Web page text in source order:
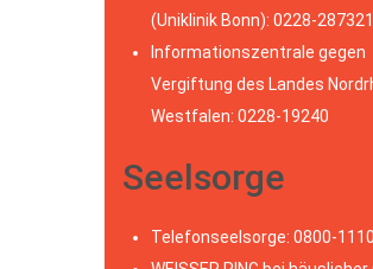
(Uniklinik Bonn): 0228-
Informationszentrale gegen
Vergiftung des Landes
Westfalen: 0228-19240
Seelsorge
Telefonseelsorge: 0800-